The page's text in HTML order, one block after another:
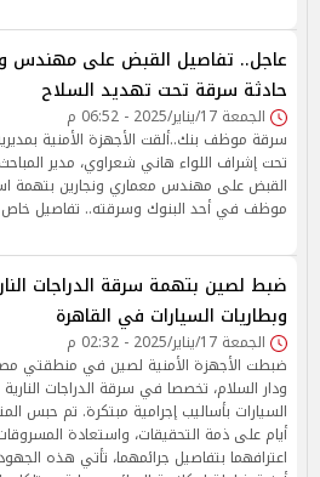
عاجل.. تفاصيل القبض على مهندس
حادثة سرقة تحت تهديد السلاح
الجمعة 17/يناير/2025 - 06:52 م
سرقة موظف بنك..ألقت الأجهزة الأمنية
تحت إشراف اللواء هاني شعراوي، مدير المباحث
القبض على مهندس معماري ونجارين بتهمة
موظف في أحد البنوك وسرقته.. تفاصيل خاص
ضبط لصين بتهمة سرقة الدراجات
وبطاريات السيارات في القاهرة
الجمعة 17/يناير/2025 - 02:32 م
ضبطت الأجهزة الأمنية لصين في منطقتي
ودار السلام، تخصصا في سرقة الدراجات النارية
السيارات بأساليب إجرامية مبتكرة. تم حبس
أيام على ذمة التحقيقات، واستعادة
اعترافهما بتفاصيل جرائمهما، تأتي هذه